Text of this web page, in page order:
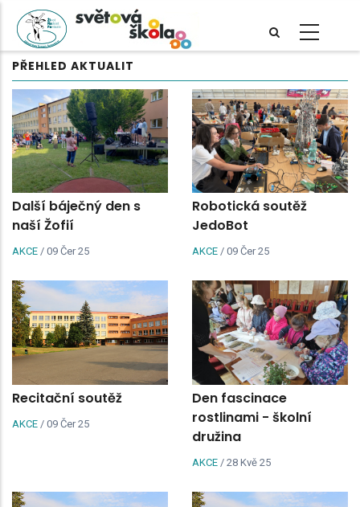
Přejít
hlavnímu
obsahu
PŘEHLED AKTUALIT
Další báječný den s
naší Žofií
AKCE / 09 Čer 25
Robotická soutěž
JedoBot
AKCE / 09 Čer 25
Recitační soutěž
AKCE / 09 Čer 25
Den fascinace
rostlinami - školní
družina
AKCE / 28 Kvě 25